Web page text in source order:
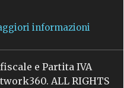
informazioni
e Partita IVA
ALL RIGHTS